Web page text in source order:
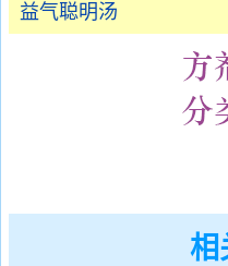
益气聪明汤
相